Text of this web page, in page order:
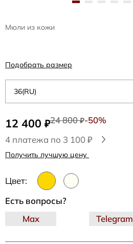
Мюли из кожи
12 400 ₽24 800₽-50%
4 платежа по 3 100 ₽
Получить лучшую цену
Цвет:
36(RU)
Подобрать размер
Есть вопросы?
Telegram
Max